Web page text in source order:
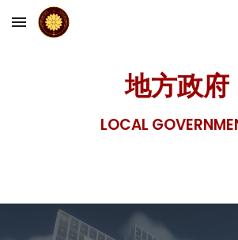
Skip to main content
地方政府
LOCAL